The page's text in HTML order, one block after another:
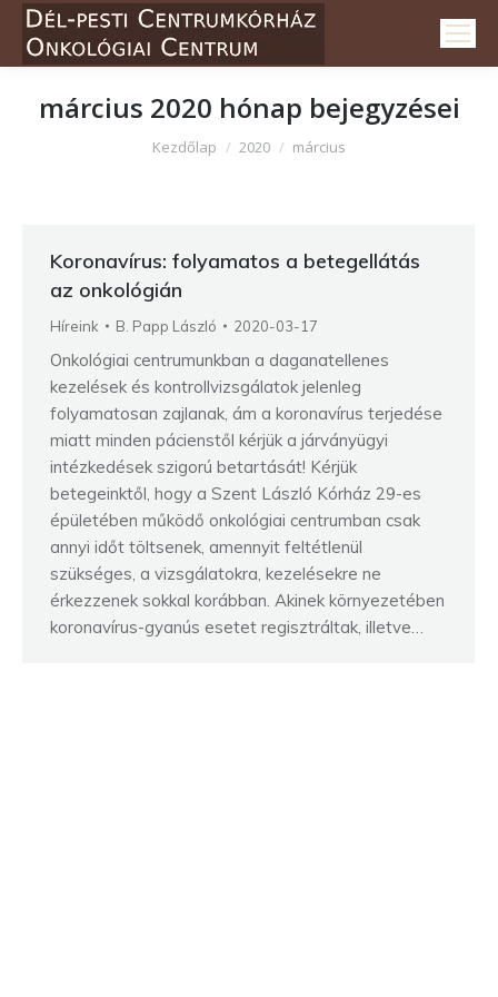
március 2020 hónap bejegyzései
Itt vagy:
Kezdőlap 2020 március
Koronavírus: folyamatos a betegellátás
az onkológián
Híreink B. Papp László 2020-03-17
Onkológiai centrumunkban a daganatellenes
kezelések és kontrollvizsgálatok jelenleg
folyamatosan zajlanak, ám a koronavírus terjedése
miatt minden pácienstől kérjük a járványügyi
intézkedések szigorú betartását! Kérjük
betegeinktől, hogy a Szent László Kórház 29-es
épületében működő onkológiai centrumban csak
annyi időt töltsenek, amennyit feltétlenül
szükséges, a vizsgálatokra, kezelésekre ne
érkezzenek sokkal korábban. Akinek környezetében
koronavírus-gyanús esetet regisztráltak, illetve…